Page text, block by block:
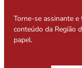
Torne-se assinante
conteúdo da Região
papel.